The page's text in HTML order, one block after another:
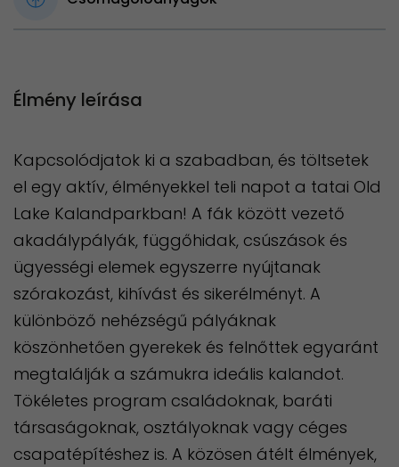
Élmény leírása
Kapcsolódjatok ki a szabadban, és töltsetek
el egy aktív, élményekkel teli napot a tatai Old
Lake Kalandparkban! A fák között vezető
akadálypályák, függőhidak, csúszások és
ügyességi elemek egyszerre nyújtanak
szórakozást, kihívást és sikerélményt. A
különböző nehézségű pályáknak
köszönhetően gyerekek és felnőttek egyaránt
megtalálják a számukra ideális kalandot.
Tökéletes program családoknak, baráti
társaságoknak, osztályoknak vagy céges
csapatépítéshez is. A közösen átélt élmények,